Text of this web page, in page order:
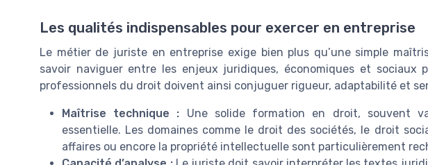
Les qualités indispensables pour exercer en entreprise
Le métier de juriste en entreprise exige bien plus qu’une simple
savoir naviguer entre les enjeux juridiques, économiques et sociaux
professionnels du droit doivent ainsi conjuguer rigueur, adaptabilité et
Maîtrise technique : Une solide formation en droit, souvent
essentielle. Les domaines comme le droit des sociétés, le droit
affaires ou encore la propriété intellectuelle sont particulièrement